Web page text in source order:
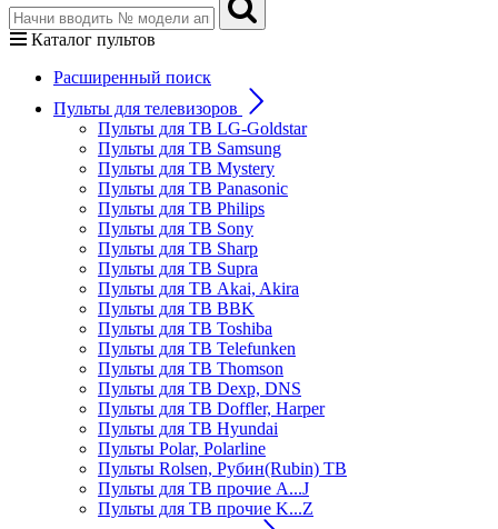
Каталог пультов
Расширенный поиск
Пульты для телевизоров
Пульты для ТВ LG-Goldstar
Пульты для ТВ Samsung
Пульты для ТВ Mystery
Пульты для ТВ Panasonic
Пульты для ТВ Philips
Пульты для ТВ Sony
Пульты для ТВ Sharp
Пульты для ТВ Supra
Пульты для ТВ Akai, Akira
Пульты для ТВ BBK
Пульты для ТВ Toshiba
Пульты для ТВ Telefunken
Пульты для ТВ Thomson
Пульты для ТВ Dexp, DNS
Пульты для ТВ Doffler, Harper
Пульты для ТВ Hyundai
Пульты Polar, Polarline
Пульты Rolsen, Рубин(Rubin) ТВ
Пульты для ТВ прочие A...J
Пульты для ТВ прочие K...Z